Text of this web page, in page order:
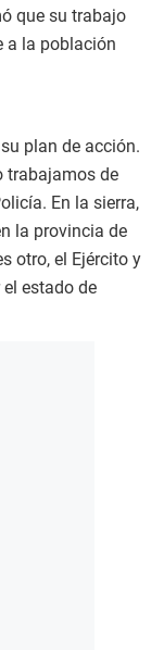
que su trabajo
a la población
plan de acción.
trabajamos de
En la sierra,
la provincia de
otro, el Ejército y
estado de